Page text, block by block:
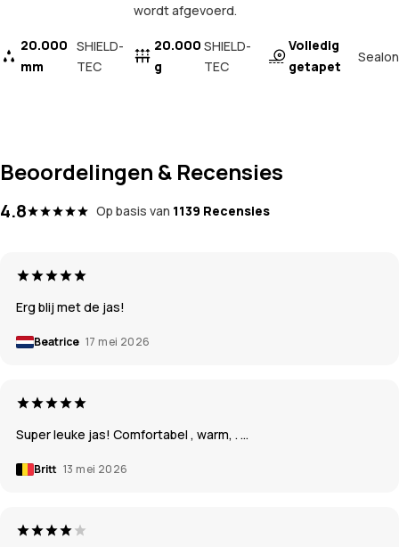
20.000
mm
SHIELD-
TEC
wordt afgevoerd.
20.000
g
SHIELD-
TEC
Volledig
getapet
Sealon
Beoordelingen & Recensies
4.8 Op basis van 1139 Recensies
Erg blij met de jas!
Beatrice 17 mei 2026
Super leuke jas! Comfortabel , warm, . …
Britt 13 mei 2026